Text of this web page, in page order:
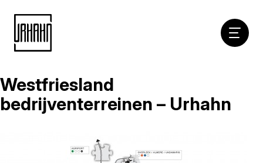
Naar
inhoud
Westfriesland
bedrijventerreinen – Urhahn